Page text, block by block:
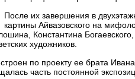
После их завершения в
картины Айвазовского на
Константина
художников.
по проекту ее брата
часть постоянной